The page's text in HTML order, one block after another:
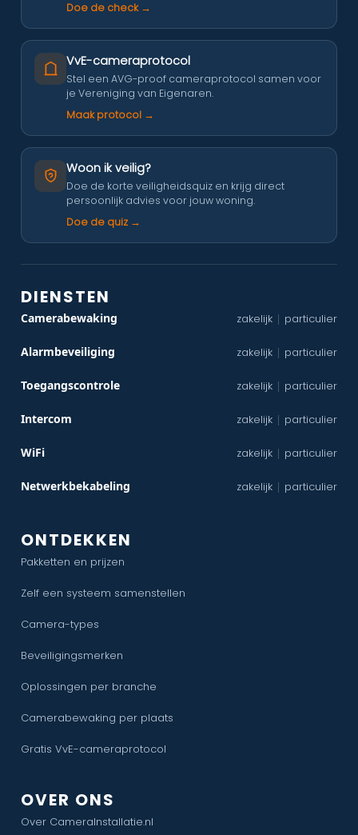
Doe de check →
VvE-cameraprotocol
Stel een AVG-proof cameraprotocol samen voor
je Vereniging van Eigenaren.
Maak protocol →
Woon ik veilig?
Doe de korte veiligheidsquiz en krijg direct
persoonlijk advies voor jouw woning.
Doe de quiz →
DIENSTEN
Camerabewaking zakelijk | particulier
Alarmbeveiliging zakelijk | particulier
Toegangscontrole zakelijk | particulier
Intercom zakelijk | particulier
WiFi zakelijk | particulier
Netwerkbekabeling zakelijk | particulier
ONTDEKKEN
Pakketten en prijzen
Zelf een systeem samenstellen
Camera-types
Beveiligingsmerken
Oplossingen per branche
Camerabewaking per plaats
Gratis VvE-cameraprotocol
OVER ONS
Over CameraInstallatie.nl